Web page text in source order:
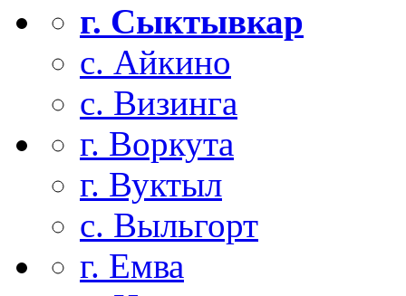
г. Сыктывкар
с. Айкино
с. Визинга
г. Воркута
г. Вуктыл
с. Выльгорт
г. Емва